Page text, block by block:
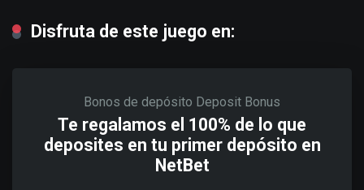
Disfruta de este juego en:
Bonos de depósito Deposit Bonus
Te regalamos el 100% de lo que
deposites en tu primer depósito en
NetBet